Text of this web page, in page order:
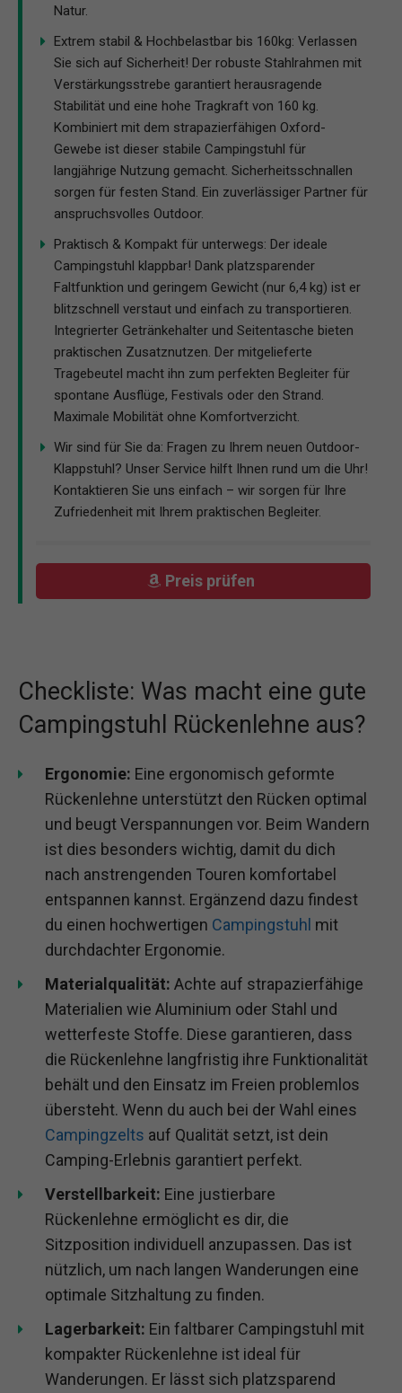
Natur.
Extrem stabil & Hochbelastbar bis 160kg: Verlassen
Sie sich auf Sicherheit! Der robuste Stahlrahmen mit
Verstärkungsstrebe garantiert herausragende
Stabilität und eine hohe Tragkraft von 160 kg.
Kombiniert mit dem strapazierfähigen Oxford-
Gewebe ist dieser stabile Campingstuhl für
langjährige Nutzung gemacht. Sicherheitsschnallen
sorgen für festen Stand. Ein zuverlässiger Partner für
anspruchsvolles Outdoor.
Praktisch & Kompakt für unterwegs: Der ideale
Campingstuhl klappbar! Dank platzsparender
Faltfunktion und geringem Gewicht (nur 6,4 kg) ist er
blitzschnell verstaut und einfach zu transportieren.
Integrierter Getränkehalter und Seitentasche bieten
praktischen Zusatznutzen. Der mitgelieferte
Tragebeutel macht ihn zum perfekten Begleiter für
spontane Ausflüge, Festivals oder den Strand.
Maximale Mobilität ohne Komfortverzicht.
Wir sind für Sie da: Fragen zu Ihrem neuen Outdoor-
Klappstuhl? Unser Service hilft Ihnen rund um die Uhr!
Kontaktieren Sie uns einfach – wir sorgen für Ihre
Zufriedenheit mit Ihrem praktischen Begleiter.
Preis prüfen
Checkliste: Was macht eine gute
Campingstuhl Rückenlehne aus?
Ergonomie: Eine ergonomisch geformte
Rückenlehne unterstützt den Rücken optimal
und beugt Verspannungen vor. Beim Wandern
ist dies besonders wichtig, damit du dich
nach anstrengenden Touren komfortabel
entspannen kannst. Ergänzend dazu findest
du einen hochwertigen Campingstuhl mit
durchdachter Ergonomie.
Materialqualität: Achte auf strapazierfähige
Materialien wie Aluminium oder Stahl und
wetterfeste Stoffe. Diese garantieren, dass
die Rückenlehne langfristig ihre Funktionalität
behält und den Einsatz im Freien problemlos
übersteht. Wenn du auch bei der Wahl eines
Campingzelts auf Qualität setzt, ist dein
Camping-Erlebnis garantiert perfekt.
Verstellbarkeit: Eine justierbare
Rückenlehne ermöglicht es dir, die
Sitzposition individuell anzupassen. Das ist
nützlich, um nach langen Wanderungen eine
optimale Sitzhaltung zu finden.
Lagerbarkeit: Ein faltbarer Campingstuhl mit
kompakter Rückenlehne ist ideal für
Wanderungen. Er lässt sich platzsparend